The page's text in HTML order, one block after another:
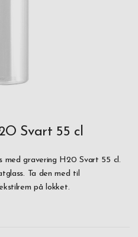
Svart 55 cl
med gravering H20 Svart 55 cl.
Ta den med til
på lokket.